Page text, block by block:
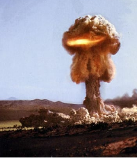
Témata
Témata
Pořady